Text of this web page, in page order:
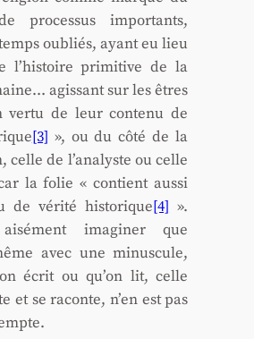
pro­ces­sus impor­tants,
oubliés, ayant eu lieu
l’histoire pri­mi­tive de la
agis­sant sur les êtres
ver­tu de leur conte­nu de
[3] », ou du côté de la
celle de l’analyste ou celle
la folie « contient aus­si
de véri­té his­to­rique[4] ».
ima­gi­ner que
avec une minus­cule,
écrit ou qu’on lit, celle
et se raconte, n’en est pas